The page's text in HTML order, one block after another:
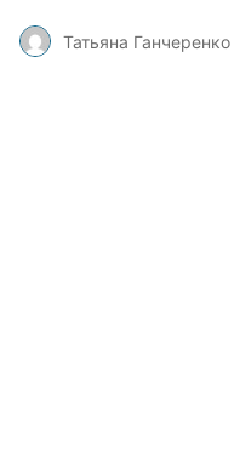
Татьяна Ганчеренко